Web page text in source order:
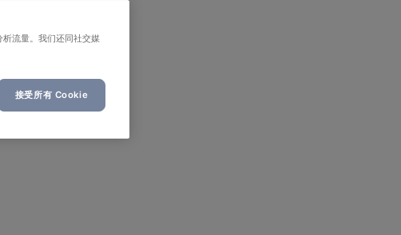
流量。我们还同社交媒
接受所有 Cookie